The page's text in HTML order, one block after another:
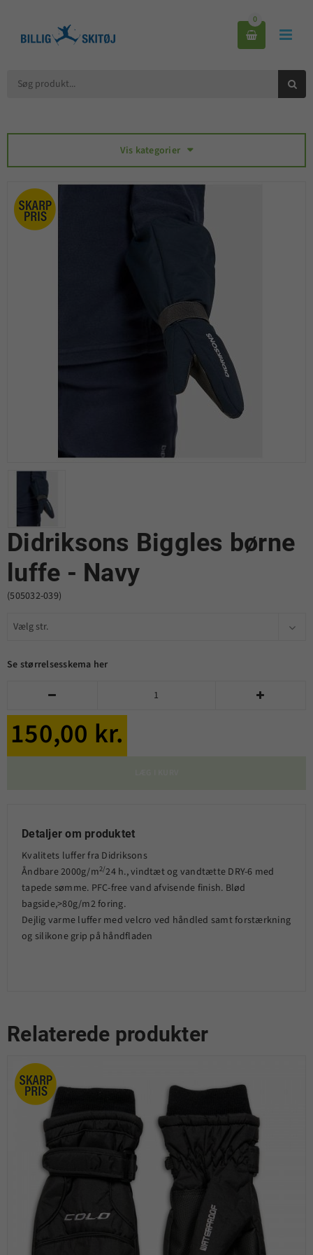


0

Vis kategorier 
Didriksons Biggles børne
luffe - Navy
(505032-039)
Se størrelsesskema her
 
150,00 kr.
Detaljer om produktet
Kvalitets luffer fra Didriksons
Åndbare 2000g/m2/24 h., vindtæt og vandtætte DRY-6 med
tapede sømme. PFC-free vand afvisende finish. Blød
bagside,>80g/m2 foring.
Dejlig varme luffer med velcro ved håndled samt forstærkning
og silikone grip på håndfladen
Relaterede produkter